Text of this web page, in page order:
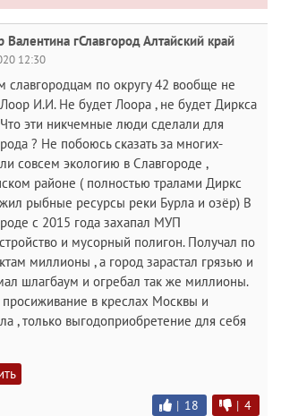
Валентина гСлавгород Алтайский край
12:30
славгородцам по округу 42 вообще не
И.И. Не будет Лоора , не будет Диркса
эти никчемные люди сделали для
? Не побоюсь сказать за многих-
совсем экологию в Славгороде ,
районе ( полностью тралами Диркс
рыбные ресурсы реки Бурла и озёр) В
с 2015 года захапал МУП
и мусорный полигон. Получал по
миллионы , а город зарастал грязью и
шлагбаум и огребал так же миллионы.
в креслах Москвы и
, только выгодоприобретение для себя
| 18 | 4